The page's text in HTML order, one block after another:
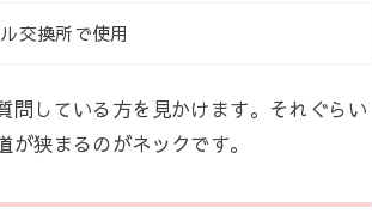
交換所で使用
問している方を見かけます。それぐらい
狭まるのがネックです。